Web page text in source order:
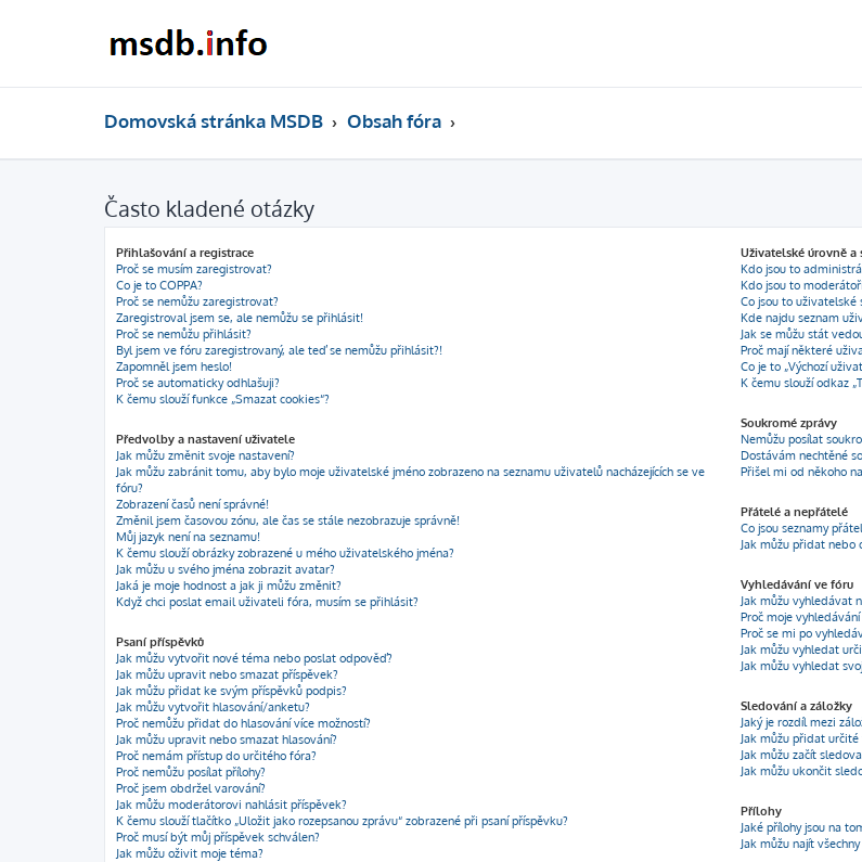
Domovská stránka MSDB Obsah fóra
Často kladené otázky
Přihlašování a registrace
Proč se musím zaregistrovat?
Co je to COPPA?
Proč se nemůžu zaregistrovat?
Zaregistroval jsem se, ale nemůžu se přihlásit!
Proč se nemůžu přihlásit?
Byl jsem ve fóru zaregistrovaný, ale teď se nemůžu přihlásit?!
Zapomněl jsem heslo!
Proč se automaticky odhlašuji?
K čemu slouží funkce „Smazat cookies“?
Předvolby a nastavení uživatele
Jak můžu změnit svoje nastavení?
Jak můžu zabránit tomu, aby bylo moje uživatelské jméno zobrazeno na seznamu uživatelů nacházejících se ve
fóru?
Zobrazení časů není správné!
Změnil jsem časovou zónu, ale čas se stále nezobrazuje správně!
Můj jazyk není na seznamu!
K čemu slouží obrázky zobrazené u mého uživatelského jména?
Jak můžu u svého jména zobrazit avatar?
Jaká je moje hodnost a jak ji můžu změnit?
Když chci poslat email uživateli fóra, musím se přihlásit?
Psaní příspěvků
Jak můžu vytvořit nové téma nebo poslat odpověď?
Jak můžu upravit nebo smazat příspěvek?
Jak můžu přidat ke svým příspěvků podpis?
Jak můžu vytvořit hlasování/anketu?
Proč nemůžu přidat do hlasování více možností?
Jak můžu upravit nebo smazat hlasování?
Proč nemám přístup do určitého fóra?
Proč nemůžu posílat přílohy?
Proč jsem obdržel varování?
Jak můžu moderátorovi nahlásit příspěvek?
K čemu slouží tlačítko „Uložit jako rozepsanou zprávu“ zobrazené při psaní příspěvku?
Proč musí být můj příspěvek schválen?
Jak můžu oživit moje téma?
Uživatelské úrovně a
Kdo jsou to
Kdo jsou to
Co jsou to uživatelské
Kde najdu seznam
Jak se můžu stát
Proč mají některé
Co je to „Výchozí
K čemu slouží odkaz
Soukromé zprávy
Nemůžu posílat
Dostávám nechtěné
Přišel mi od někoho
Přátelé a nepřátelé
Co jsou seznamy
Jak můžu přidat
Vyhledávání ve fóru
Jak můžu vyhledávat
Proč moje vyhledávání
Proč se mi po
Jak můžu vyhledat
Jak můžu vyhledat
Sledování a záložky
Jaký je rozdíl mezi
Jak můžu přidat
Jak můžu začít
Jak můžu ukončit
Přílohy
Jaké přílohy jsou na
Jak můžu najít